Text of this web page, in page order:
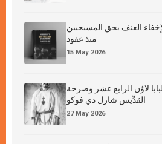
العنف بحق المسيحيين
منذ عقود
15 May 2026
لاوُن الرابع عشر وصرخة
القدِّيس شارل دي فوكو
27 May 2026